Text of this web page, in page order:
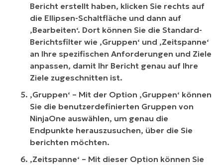
Bericht erstellt haben, klicken Sie rechts auf
die Ellipsen-Schaltfläche und dann auf
‚Bearbeiten‘. Dort können Sie die Standard-
Berichtsfilter wie ‚Gruppen‘ und ‚Zeitspanne‘
an Ihre spezifischen Anforderungen und Ziele
anpassen, damit Ihr Bericht genau auf Ihre
Ziele zugeschnitten ist.
‚Gruppen‘ – Mit der Option ‚Gruppen‘ können
Sie die benutzerdefinierten Gruppen von
NinjaOne auswählen, um genau die
Endpunkte herauszusuchen, über die Sie
berichten möchten.
‚Zeitspanne‘ – Mit dieser Option können Sie